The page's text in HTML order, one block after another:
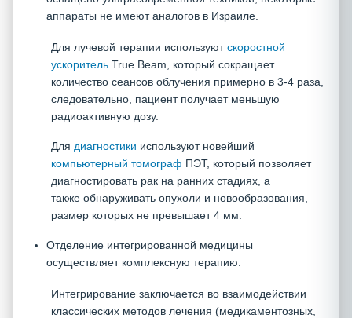
аппараты не имеют аналогов в Израиле.
Для лучевой терапии используютскоростной
ускоритель True Beam, который сокращает
количество сеансов облучения примерно в 3-4 раза,
следовательно, пациент получает меньшую
радиоактивную дозу.
Для диагностики используют новейший
компьютерный томограф ПЭТ, который позволяет
диагностировать рак на ранних стадиях, а
также обнаруживать опухоли и новообразования,
размер которых не превышает 4 мм.
Отделение интегрированной медицины
осуществляет комплексную терапию.
Интегрирование заключается во взаимодействии
классических методов лечения (медикаментозных,